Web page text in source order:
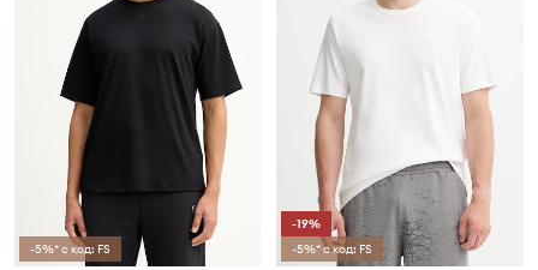
-5%* с код: FS
-19%
-5%* с код: FS